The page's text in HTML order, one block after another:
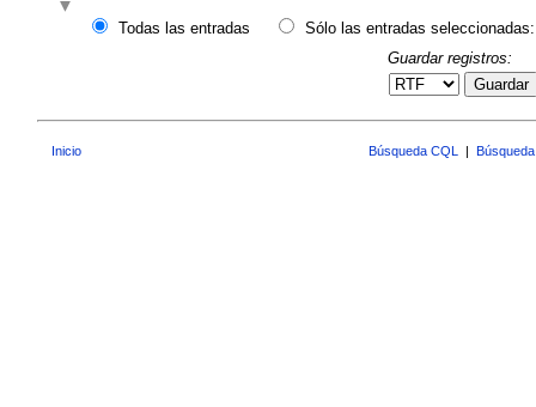
Todas las entradas
Sólo las entradas seleccionadas:
Guardar registros:
Guardar
Inicio Búsqueda CQL